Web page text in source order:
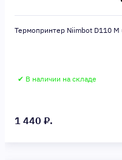
Термопринтер Niimbot D110
✔ В наличии на складе
1 440 ₽.